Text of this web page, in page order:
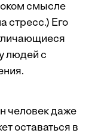
смысле
стресс.) Его
людей с
человек даже
оставаться в